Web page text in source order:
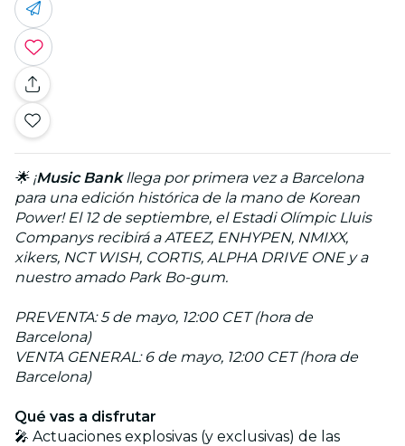
🌟 ¡Music Bankllega por primera vez a Barcelona
para una edición histórica de la mano de Korean
Power! El 12 de septiembre, el Estadi Olímpic Lluis
Companys recibirá a ATEEZ, ENHYPEN, NMIXX,
xikers, NCT WISH, CORTIS, ALPHA DRIVE ONE y a
nuestro amado Park Bo-gum.
PREVENTA: 5 de mayo, 12:00 CET (hora de
Barcelona)
VENTA GENERAL: 6 de mayo, 12:00 CET (hora de
Barcelona)
Qué vas a disfrutar
🎤 Actuaciones explosivas (y exclusivas) de las